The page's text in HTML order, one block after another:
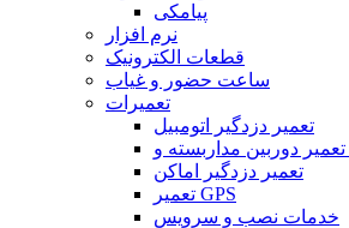
پیامکی
نرم افزار
قطعات الکترونیک
ساعت حضور و غیاب
تعمیرات
تعمیر دزدگیر اتومبیل
تعمیر دزدگیر اماکن
تعمیر GPS
خدمات نصب و سرویس